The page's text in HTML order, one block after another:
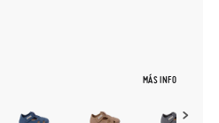
MÁS INFO